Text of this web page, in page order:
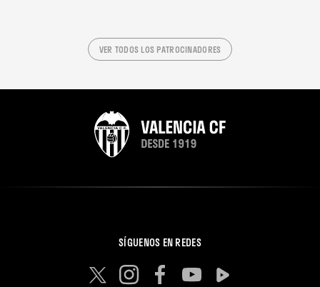
VER TODOS LOS PATROCINADORES
SÍGUENOS EN REDES